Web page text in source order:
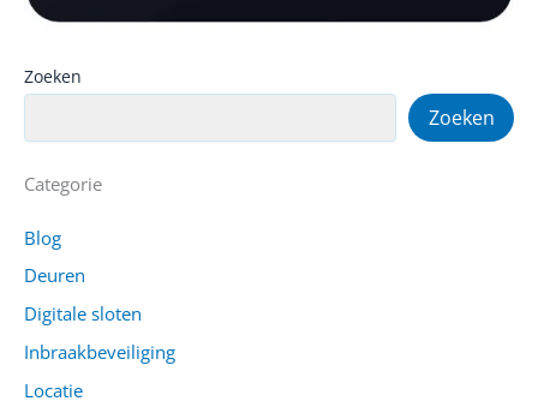
Zoeken
Zoeken
Categorie
Blog
Deuren
Digitale sloten
Inbraakbeveiliging
Locatie